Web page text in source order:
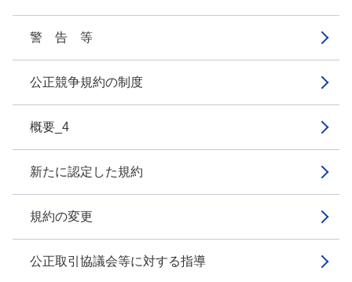
警 告 等
公正競争規約の制度
概要_4
新たに認定した規約
規約の変更
公正取引協議会等に対する指導